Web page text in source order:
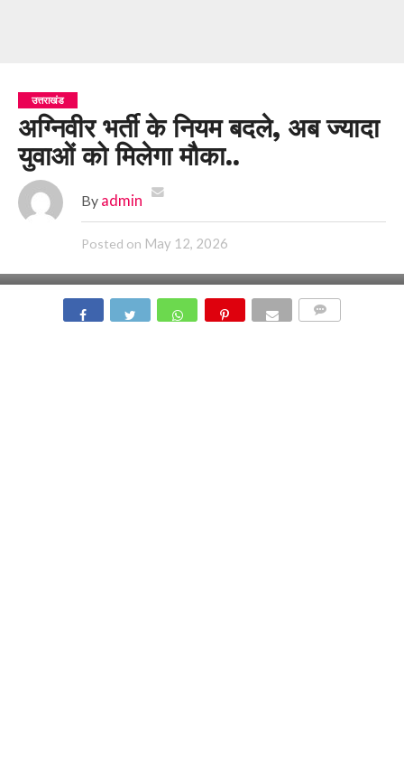
उत्तराखंड
अग्निवीर भर्ती के नियम बदले, अब ज्यादा
युवाओं को मिलेगा मौका..
By admin
Posted on May 12, 2026